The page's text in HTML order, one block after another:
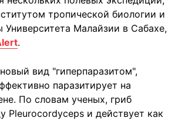
тропической биологии и
Малайзии в Сабахе,
.
вид "гиперпаразитом",
паразитирует на
По словам ученых, гриб
Pleurocordyceps и действует как